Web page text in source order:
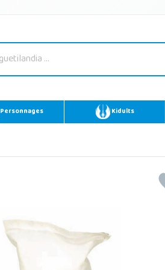
Personnages Kidults